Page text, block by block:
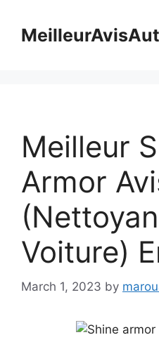
content
Meilleur
Armor
Voiture)
March 1, 2023 by